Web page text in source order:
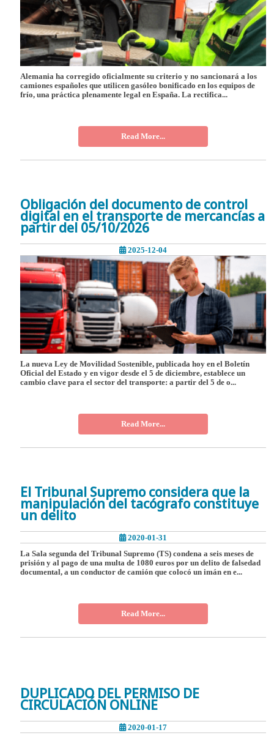
Alemania ha corregido oficialmente su criterio y no sancionará a los
camiones españoles que utilicen gasóleo bonificado en los equipos de
frío, una práctica plenamente legal en España. La rectifica...
Read More...
Obligación del documento de control
digital en el transporte de mercancías a
partir del 05/10/2026
2025-12-04
La nueva Ley de Movilidad Sostenible, publicada hoy en el Boletín
Oficial del Estado y en vigor desde el 5 de diciembre, establece un
cambio clave para el sector del transporte: a partir del 5 de o...
Read More...
El Tribunal Supremo considera que la
manipulación del tacógrafo constituye
un delito
2020-01-31
La Sala segunda del Tribunal Supremo (TS) condena a seis meses de
prisión y al pago de una multa de 1080 euros por un delito de falsedad
documental, a un conductor de camión que colocó un imán en e...
Read More...
DUPLICADO DEL PERMISO DE
CIRCULACIÓN ONLINE
2020-01-17